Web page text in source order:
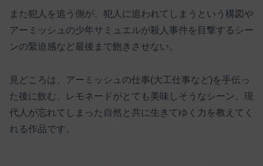
また犯人を追う側が、犯人に追われてしまうという構図や
アーミッシュの少年サミュエルが殺人事件を目撃するシー
ンの緊迫感など最後まで飽きさせない。
見どころは、アーミッシュの仕事(大工仕事など)を手伝っ
た後に飲む、レモネードがとても美味しそうなシーン。現
代人が忘れてしまった自然と共に生きてゆく力を教えてく
れる作品です。